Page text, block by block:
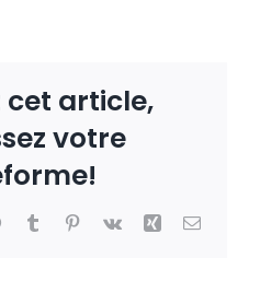
cet article,
votre
WhatsApp
TumblrPinterest
Vk Xing Email